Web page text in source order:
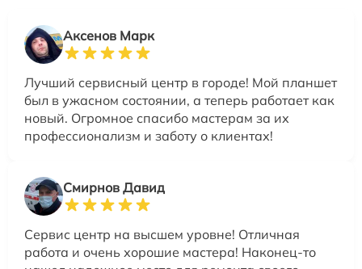
Аксенов Марк
Лучший сервисный центр в городе! Мой планшет
был в ужасном состоянии, а теперь работает как
новый. Огромное спасибо мастерам за их
профессионализм и заботу о клиентах!
Смирнов Давид
Сервис центр на высшем уровне! Отличная
работа и очень хорошие мастера! Наконец-то